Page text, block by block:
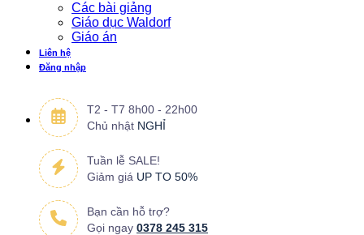
Các bài giảng
Giáo dục Waldorf
Giáo án
Liên hệ
Đăng nhập
T2 - T7 8h00 - 22h00
Chủ nhật NGHỈ
Tuần lễ SALE!
Giảm giá UP TO 50%
Bạn cần hỗ trợ?
Gọi ngay 0378 245 315